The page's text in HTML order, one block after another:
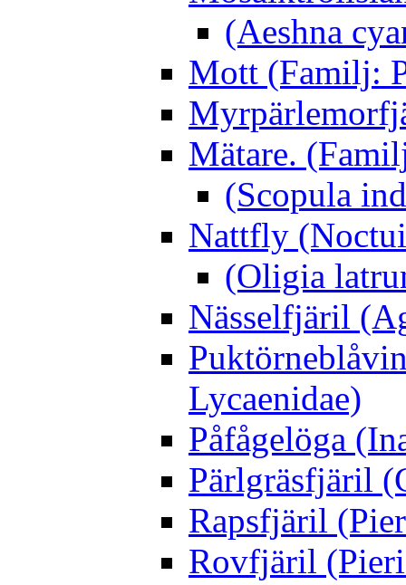
(Aeshna
Mott (Familj:
Mätare.
(Scopula
Nattfly
(Oligia
Nässelfjäril
Lycaenidae)
Påfågelöga
Pärlgräsfjäril
Rapsfjäril
Rovfjäril